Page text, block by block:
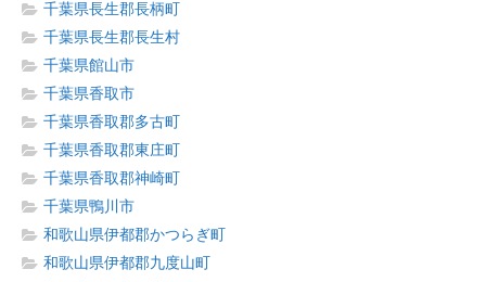
千葉県長生郡長柄町
千葉県長生郡長生村
千葉県館山市
千葉県香取市
千葉県香取郡多古町
千葉県香取郡東庄町
千葉県香取郡神崎町
千葉県鴨川市
和歌山県伊都郡かつらぎ町
和歌山県伊都郡九度山町